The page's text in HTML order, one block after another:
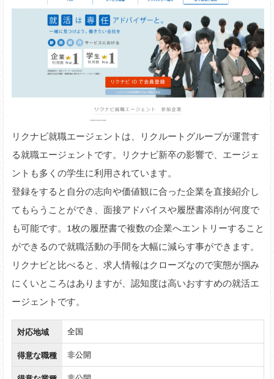
リクナビ就職エージェントは、リクルートグループが運営す
る就職エージェントです。リクナビ新卒の影響で、エージェ
ントも多くの学生に利用されています。
登録をすると自分の志向や価値観に合った企業を直接紹介し
てもらうことができ、面接アドバイスや履歴書添削が何度で
も可能です。1枚の履歴書で複数の企業へエントリーすること
ができるので就職活動の手間を大幅に減らす事ができます。
リクナビと比べると、求人情報はクローズなので実態が掴み
にくいところはありますが、認知度は高いおすすめの就活エ
ージェントです。
対応地域 全国
得意な職種 非公開